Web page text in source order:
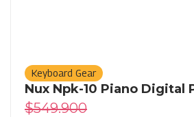
Keyboard Gear
Nux Npk-10 Piano Digital
$549.900